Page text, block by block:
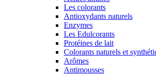
Les colorants
Antioxydants naturels
Enzymes
Les Edulcorants
Protéines de lait
Colorants naturels et
Arômes
Antimousses